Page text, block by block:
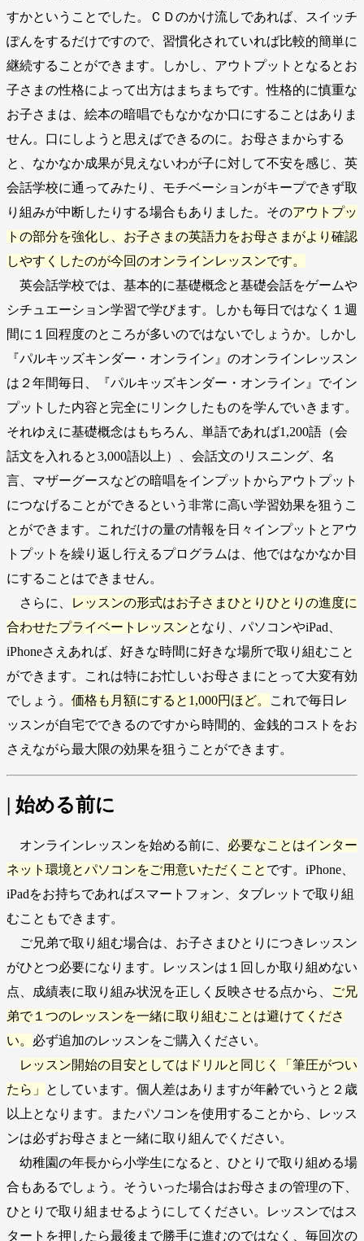
すかということでした。ＣＤのかけ流しであれば、スイッチ
ぽんをするだけですので、習慣化されていれば比較的簡単に
継続することができます。しかし、アウトプットとなるとお
子さまの性格によって出方はまちまちです。性格的に慎重な
お子さまは、絵本の暗唱でもなかなか口にすることはありま
せん。口にしようと思えばできるのに。お母さまからする
と、なかなか成果が見えないわが子に対して不安を感じ、英
会話学校に通ってみたり、モチベーションがキープできず取
り組みが中断したりする場合もありました。そのアウトプッ
トの部分を強化し、お子さまの英語力をお母さまがより確認
しやすくしたのが今回のオンラインレッスンです。
英会話学校では、基本的に基礎概念と基礎会話をゲームや
シチュエーション学習で学びます。しかも毎日ではなく１週
間に１回程度のところが多いのではないでしょうか。しかし
『パルキッズキンダー・オンライン』のオンラインレッスン
は２年間毎日、『パルキッズキンダー・オンライン』でイン
プットした内容と完全にリンクしたものを学んでいきます。
それゆえに基礎概念はもちろん、単語であれば1,200語（会
話文を入れると3,000語以上）、会話文のリスニング、名
言、マザーグースなどの暗唱をインプットからアウトプット
につなげることができるという非常に高い学習効果を狙うこ
とができます。これだけの量の情報を日々インプットとアウ
トプットを繰り返し行えるプログラムは、他ではなかなか目
にすることはできません。
さらに、
レッスンの形式はお子さまひとりひとりの進度に
合わせたプライベートレッスンとなり、パソコンやiPad、
iPhoneさえあれば、好きな時間に好きな場所で取り組むこと
ができます。これは特にお忙しいお母さまにとって大変有効
でしょう。 価格も月額にすると1,000円ほど。
これで毎日レ
ッスンが自宅でできるのですから時間的、金銭的コストをお
さえながら最大限の効果を狙うことができます。
| 始める前に
オンラインレッスンを始める前に、 必要なことはインター
ネット環境とパソコンをご用意いただくこと です。iPhone、
iPadをお持ちであればスマートフォン、タブレットで取り組
むこともできます。
ご兄弟で取り組む場合は、お子さまひとりにつきレッスン
がひとつ必要になります。レッスンは１回しか取り組めない
点、成績表に取り組み状況を正しく反映させる点から、
ご兄
弟で１つのレッスンを一緒に取り組むことは避けてくださ
い。 必ず追加のレッスンをご購入ください。
レッスン開始の目安としてはドリルと同じく「筆圧がつい
たら」
としています。個人差はありますが年齢でいうと２歳
以上となります。またパソコンを使用することから、レッス
ンは必ずお母さまと一緒に取り組んでください。
幼稚園の年長から小学生になると、ひとりで取り組める場
合もあるでしょう。そういった場合はお母さまの管理の下、
ひとりで取り組ませるようにしてください。レッスンではス
タートを押したら最後まで勝手に進むのではなく、毎回次の